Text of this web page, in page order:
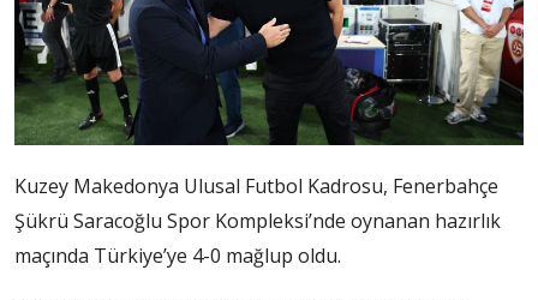
Kuzey Makedonya Ulusal Futbol Kadrosu, Fenerbahçe
Şükrü Saracoğlu Spor Kompleksi’nde oynanan hazırlık
maçında Türkiye’ye 4-0 mağlup oldu.